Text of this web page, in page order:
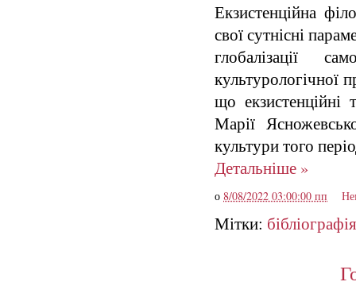
Екзистенційна
свої сутнісні
глобалізації
культурологічної
що екзистенційні
Марії
культури того
Детальніше »
о 8/08/2022 03:00:00 пп
Мітки: бібліографія